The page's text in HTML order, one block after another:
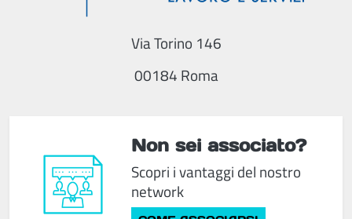
Non sei associato?
Scopri i vantaggi del nostro
network
Via Torino 146
00184 Roma